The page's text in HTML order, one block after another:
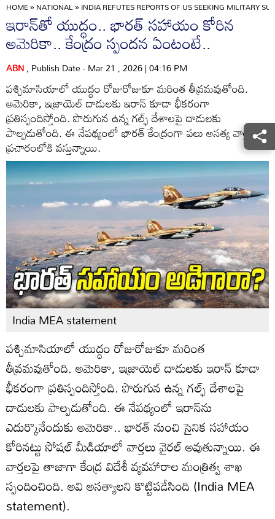
HOME»NATIONAL»INDIA REFUTES REPORTS OF US SEEKING MILITARY
ఇరాన్‌తో యుద్ధం.. భారత్ సహాయం కోరిన
అమెరికా.. కేంద్రం స్పందన ఏంటంటే..
ABN, Publish Date - Mar 21 , 2026 | 04:16 PM
పశ్చిమాసియాలో యుద్ధం రోజురోజుకూ మరింత తీవ్రమవుతోంది.
అమెరికా, ఇజ్రాయెల్ దాడులకు ఇరాన్ కూడా భీకరంగా
ప్రతిస్పందిస్తోంది. పొరుగున ఉన్న గల్ఫ్ దేశాలపై దాడులకు
పాల్పడుతోంది. ఈ నేపథ్యంలో భారత్ కేంద్రంగా పలు అసత్య వార్తలు
ప్రచారంలోకి వస్తున్నాయి.
India MEA statement
పశ్చిమాసియాలో యుద్ధం రోజురోజుకూ మరింత
తీవ్రమవుతోంది. అమెరికా, ఇజ్రాయెల్ దాడులకు ఇరాన్ కూడా
భీకరంగా ప్రతిస్పందిస్తోంది. పొరుగున ఉన్న గల్ఫ్ దేశాలపై
దాడులకు పాల్పడుతోంది. ఈ నేపథ్యంలో ఇరాన్‌ను
ఎదుర్కొనేందుకు అమెరికా.. భారత్ నుంచి సైనిక సహాయం
కోరినట్టు సోషల్ మీడియాలో వార్తలు వైరల్ అవుతున్నాయి. ఈ
వార్తలపై తాజాగా కేంద్ర విదేశీ వ్యవహారాల మంత్రిత్వ శాఖ
స్పందించింది. అవి అసత్యాలని కొట్టిపడేసింది (India MEA
statement).